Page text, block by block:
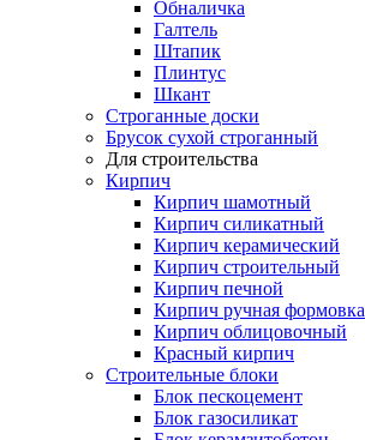
Обналичка
Галтель
Штапик
Плинтус
Шкант
Строганные доски
Брусок сухой строганный
Для строительства
Кирпич
Кирпич шамотный
Кирпич силикатный
Кирпич керамический
Кирпич строительный
Кирпич печной
Кирпич ручная формовка
Кирпич облицовочный
Красный кирпич
Строительные блоки
Блок пескоцемент
Блок газосиликат